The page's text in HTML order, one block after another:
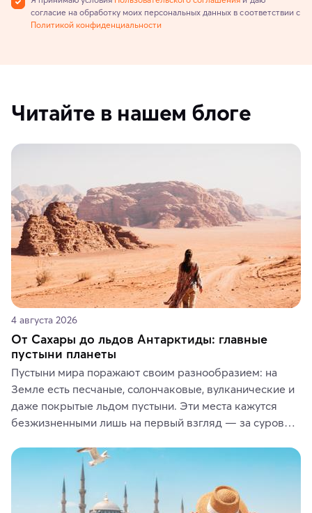
согласие на обработку моих персональных данных в соответствии с
Политикой конфиденциальности
Читайте в нашем блоге
4 августа 2026
От Сахары до льдов Антарктиды: главные
пустыни планеты
Пустыни мира поражают своим разнообразием: на
Земле есть песчаные, солончаковые, вулканические и
даже покрытые льдом пустыни. Эти места кажутся
безжизненными лишь на первый взгляд — за суровой
животные и маршруты, которые дарят одни из самых
ярких впечатлений от путешествий.